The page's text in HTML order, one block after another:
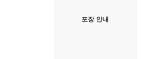
포장 안내